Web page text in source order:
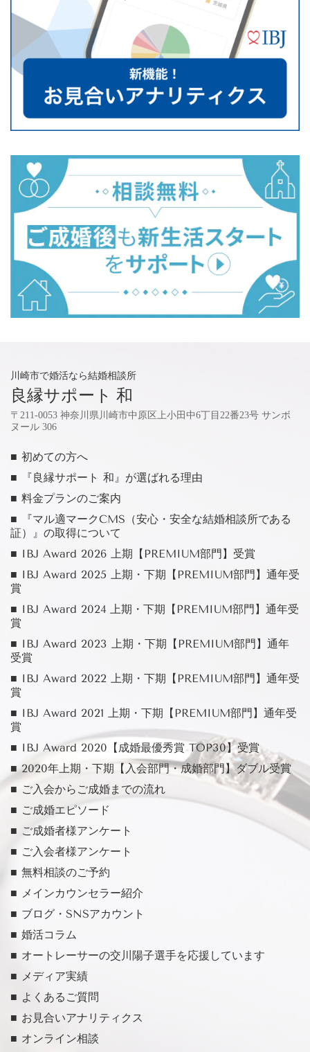
川崎市で婚活なら結婚相談所
良縁サポート 和
〒211-0053 神奈川県川崎市中原区上小田中6丁目22番23号 サンボ
ヌール 306
■ 初めての方へ
■ 『良縁サポート 和』が選ばれる理由
■ 料金プランのご案内
■ 『マル適マークCMS（安心・安全な結婚相談所である
証）』の取得について
■ IBJ Award 2026 上期【PREMIUM部門】受賞
■ IBJ Award 2025 上期・下期【PREMIUM部門】通年受
賞
■ IBJ Award 2024 上期・下期【PREMIUM部門】通年受
賞
■ IBJ Award 2023 上期・下期【PREMIUM部門】通年
受賞
■ IBJ Award 2022 上期・下期【PREMIUM部門】通年受
賞
■ IBJ Award 2021 上期・下期【PREMIUM部門】通年受
賞
■ IBJ Award 2020【成婚最優秀賞 TOP30】受賞
■ 2020年上期・下期【入会部門・成婚部門】ダブル受賞
■ ご入会からご成婚までの流れ
■ ご成婚エピソード
■ ご成婚者様アンケート
■ ご入会者様アンケート
■ 無料相談のご予約
■ メインカウンセラー紹介
■ ブログ・SNSアカウント
■ 婚活コラム
■ オートレーサーの交川陽子選手を応援しています
■ メディア実績
■ よくあるご質問
■ お見合いアナリティクス
■ オンライン相談